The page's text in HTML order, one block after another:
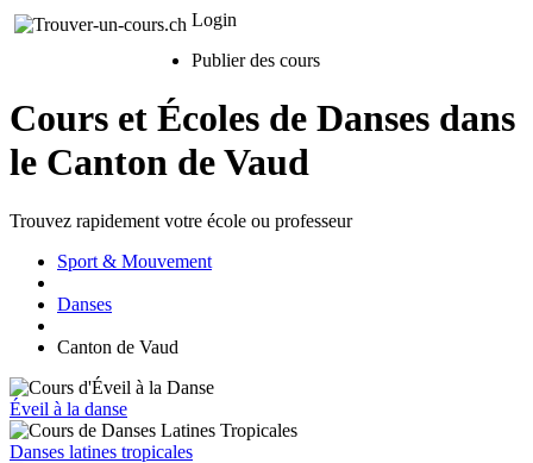
Login
Publier des cours
Cours et Écoles de Danses dans
le Canton de Vaud
Trouvez rapidement votre école ou professeur
Sport & Mouvement
Danses
Canton de Vaud
Éveil à la danse
Danses latines tropicales